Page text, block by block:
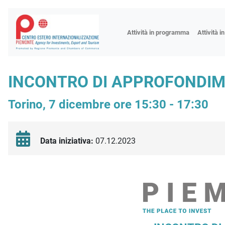
Attività in programma Attività
Fiere
Workshop
Incontri
Focus
INCONTRO DI
Torino, 7 dicembre ore 15:30 - 17:30
Data iniziativa: 07.12.2023